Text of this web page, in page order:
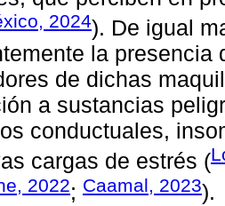
2024). De igual
la presencia
de dichas
a sustancias
conductuales,
cargas de estrés (
2022; Caamal, 2023).